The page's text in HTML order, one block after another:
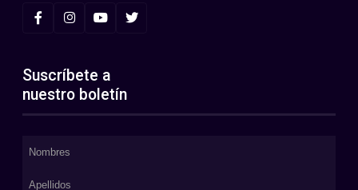
Suscríbete a
nuestro boletín